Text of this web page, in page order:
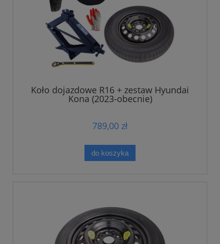
Koło dojazdowe R16 + zestaw Hyundai
Kona (2023-obecnie)
789,00 zł
do koszyka